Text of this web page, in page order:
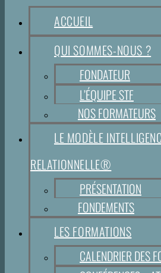
ACCUEIL
QUI SOMMES-NOUS ?
FONDATEUR
L’ÉQUIPE STF
NOS FORMATEURS
LE MODÈLE
RELATIONNELLE®
PRÉSENTATION
FONDEMENTS
LES FORMATIONS
CALENDRIER DES